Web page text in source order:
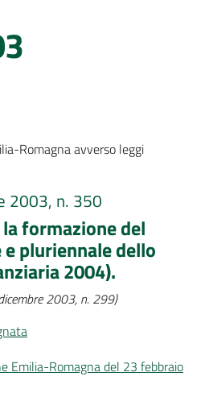
Romagna avverso leggi
2003, n. 350
formazione del
pluriennale dello
2004).
2003, n. 299)
Emilia-Romagna del 23 febbraio